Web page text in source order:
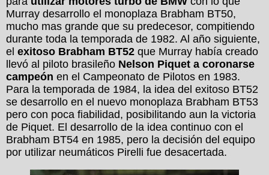
Murray desarrollo el monoplaza Brabham BT50,
mucho mas grande que su predecesor, compitiendo
durante toda la temporada de 1982. Al año siguiente,
el exitoso Brabham BT52 que Murray había creado
llevó al piloto brasileño Nelson Piquet a coronarse
campeón en el Campeonato de Pilotos en 1983.
Para la temporada de 1984, la idea del exitoso BT52
se desarrollo en el nuevo monoplaza Brabham BT53
pero con poca fiabilidad, posibilitando aun la victoria
de Piquet. El desarrollo de la idea continuo con el
Brabham BT54 en 1985, pero la decisión del equipo
por utilizar neumáticos Pirelli fue desacertada.